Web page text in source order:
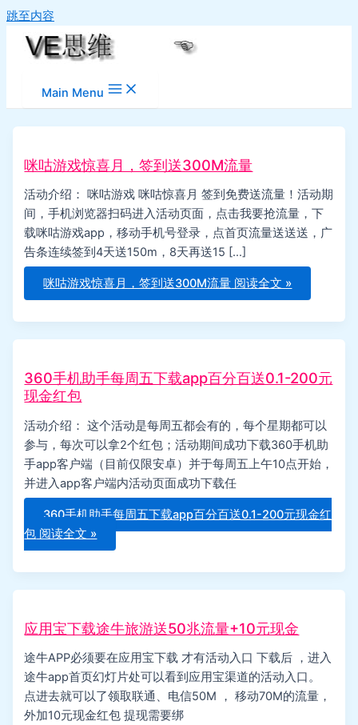
跳至内容
Main Menu
咪咕游戏惊喜月，签到送300M流量
活动介绍： 咪咕游戏 咪咕惊喜月 签到免费送流量！活动期
间，手机浏览器扫码进入活动页面，点击我要抢流量，下
载咪咕游戏app，移动手机号登录，点首页流量送送送，广
告条连续签到4天送150m，8天再送15 […]
咪咕游戏惊喜月，签到送300M流量 阅读全文 »
360手机助手每周五下载app百分百送0.1-200元
现金红包
活动介绍： 这个活动是每周五都会有的，每个星期都可以
参与，每次可以拿2个红包；活动期间成功下载360手机助
手app客户端（目前仅限安卓）并于每周五上午10点开始，
并进入app客户端内活动页面成功下载任
360手机助手每周五下载app百分百送0.1-200元现金红
包 阅读全文 »
应用宝下载途牛旅游送50兆流量+10元现金
途牛APP必须要在应用宝下载 才有活动入口 下载后 ，进入
途牛app首页幻灯片处可以看到应用宝渠道的活动入口。
点进去就可以了领取联通、电信50M ， 移动70M的流量，
外加10元现金红包 提现需要绑